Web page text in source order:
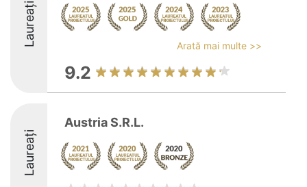
Laureați Arată mai multe >>
9.2
Laureați
Austria S.R.L.